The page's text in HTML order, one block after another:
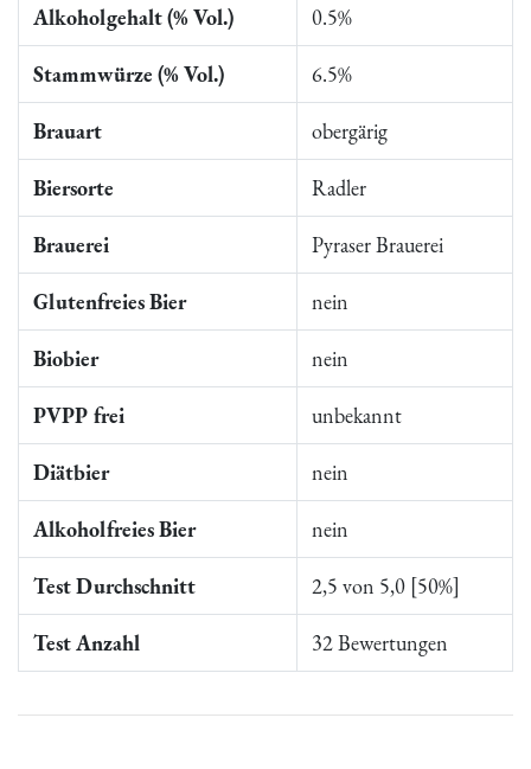
Alkoholgehalt (% Vol.) 0.5%
Stammwürze (% Vol.) 6.5%
Brauart obergärig
Biersorte Radler
Brauerei Pyraser Brauerei
Glutenfreies Bier nein
Biobier nein
PVPP frei unbekannt
Diätbier nein
Alkoholfreies Bier nein
Test Durchschnitt 2,5 von 5,0 [50%]
Test Anzahl 32 Bewertungen